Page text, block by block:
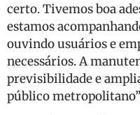
certo. Tivemos boa
estamos
ouvindo usuários e
necessários. A
previsibilidade e
público